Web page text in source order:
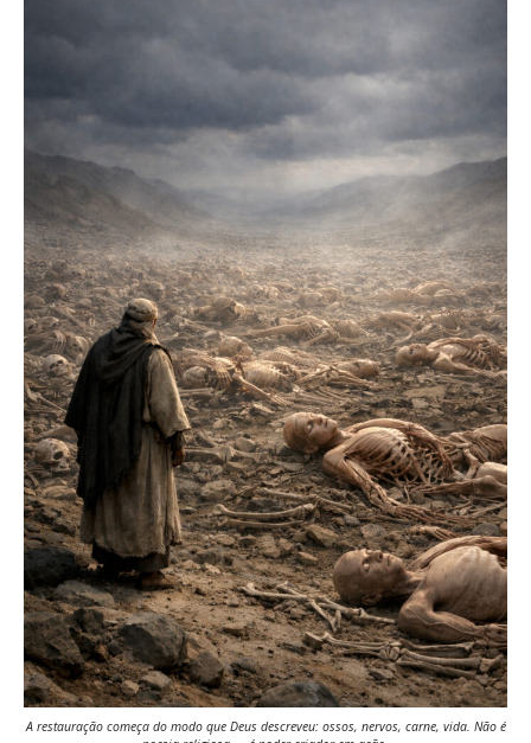
A restauração começa do modo que Deus descreveu: ossos, nervos, carne, vida. Não é